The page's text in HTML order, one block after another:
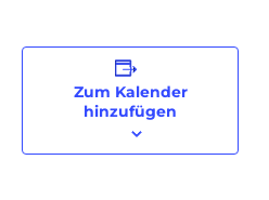
Zum Kalender
hinzufügen